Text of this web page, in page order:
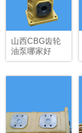
山西CBG齿轮
油泵哪家好